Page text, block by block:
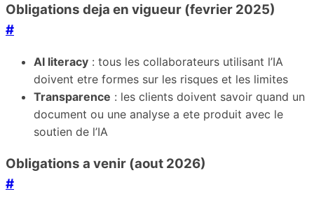
Obligations deja en vigueur (fevrier 2025)
#
AI literacy : tous les collaborateurs utilisant l’IA
doivent etre formes sur les risques et les limites
Transparence : les clients doivent savoir quand un
document ou une analyse a ete produit avec le
soutien de l’IA
Obligations a venir (aout 2026)
#